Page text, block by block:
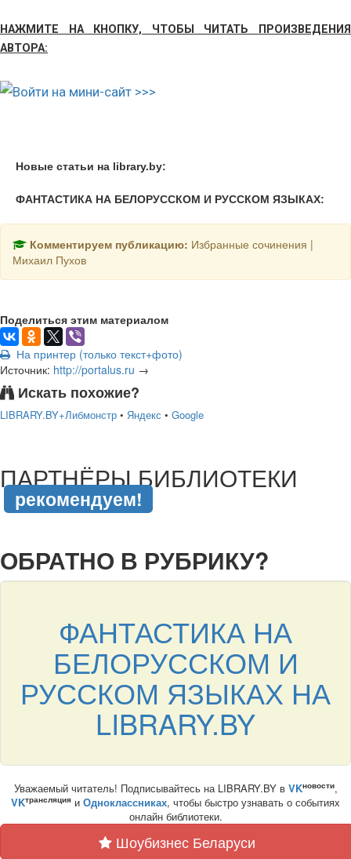
НАЖМИТЕ НА КНОПКУ, ЧТОБЫ ЧИТАТЬ ПРОИЗВЕДЕНИЯ
АВТОРА:
Новые статьи на library.by:
ФАНТАСТИКА НА БЕЛОРУССКОМ И РУССКОМ ЯЗЫКАХ:
Комментируем публикацию: Избранные сочинения |
Михаил Пухов
Поделиться этим материалом
На принтер (только текст+фото)
Источник: http://portalus.ru →
Искать похожие?
LIBRARY.BY+Либмонстр • Яндекс • Google
ПАРТНЁРЫ БИБЛИОТЕКИ
рекомендуем!
ОБРАТНО В РУБРИКУ?
ФАНТАСТИКА НА
БЕЛОРУССКОМ И
РУССКОМ ЯЗЫКАХ НА
LIBRARY.BY
Уважаемый читатель! Подписывайтесь на LIBRARY.BY в VKновости,
VKтрансляция и Одноклассниках, чтобы быстро узнавать о событиях
онлайн библиотеки.
Шоубизнес Беларуси